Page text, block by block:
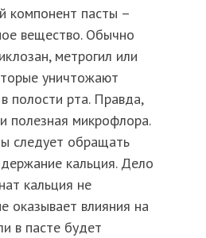
компонент пасты –
вещество. Обычно
метрогил или
уничтожают
полости рта. Правда,
полезная микрофлора.
следует обращать
кальция. Дело
кальция не
оказывает влияния на
в пасте будет